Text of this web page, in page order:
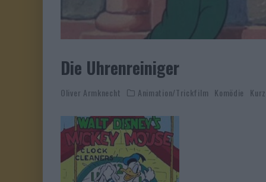
Die Uhrenreiniger
Oliver Armknecht Animation/Trickfilm Komödie